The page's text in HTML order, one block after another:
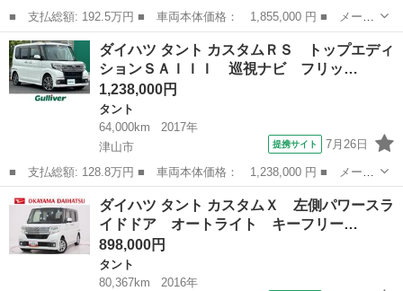
■ 支払総額: 192.5万円 ■ 車両本体価格： 1,855,000 円 ■ メーカ
ー名： ダイハツ ■ 車種名： タント ■ グレード名： ファンク
ロスターボ パノラマモニター ７インチナビ ドライブレコーダ
ー 両側パ...
岡山 津山市 タント
ダイハツ タント カスタムＲＳ トップエディ
ションＳＡＩＩＩ 巡視ナビ フリッ…
1,238,000円
タント
64,000km
2017年
津山市
提携サイト 7月26日
■ 支払総額: 128.8万円 ■ 車両本体価格： 1,238,000 円 ■ メーカ
ー名： ダイハツ ■ 車種名： タント ■ グレード名： カスタム
ＲＳ トップエディションＳＡＩＩＩ 巡視ナビ フリップダウンモ
ニター ...
岡山 津山市 タント
ダイハツ タント カスタムＸ 左側パワースラ
イドドア オートライト キーフリー…
898,000円
タント
80,367km
2016年